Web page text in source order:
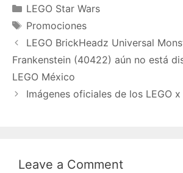
Categories
LEGO Star Wars
Tags
Promociones
LEGO BrickHeadz Universal
Frankenstein (40422) aún no está
LEGO México
Imágenes oficiales de los LEGO
Leave a Comment